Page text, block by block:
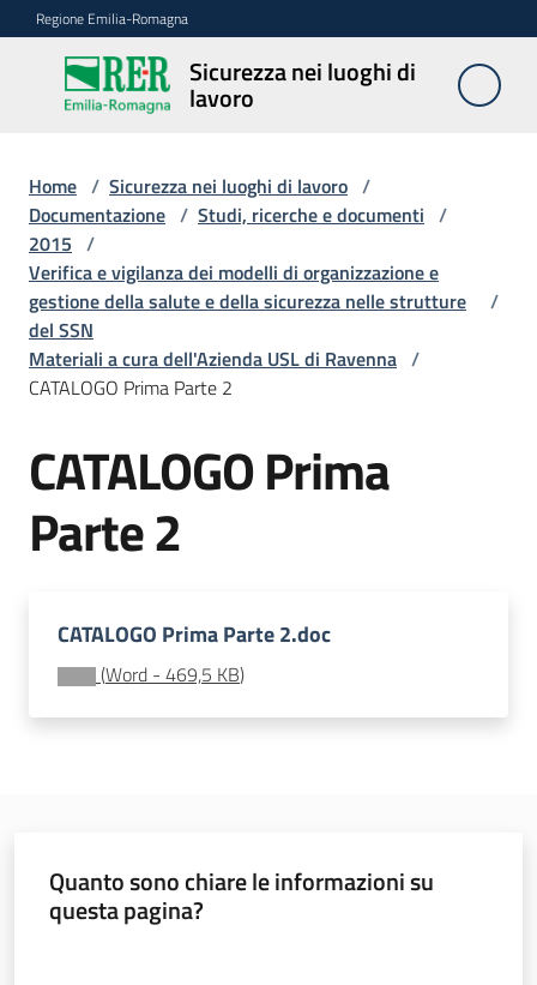
Vai al contenuto
Vai alla navigazione
Vai al footer
Regione Emilia-Romagna
Sicurezza nei luoghi di
lavoro
Sicurezza
nei
lavoro
Notizie
Sicurezza
nelle
costruzioni
Coordinamento
prevenzione
e
Home / Sicurezza nei luoghi di lavoro /
Documentazione / Studi, ricerche e documenti /
2015 /
Verifica e vigilanza dei modelli di organizzazione e
gestione della salute e della sicurezza nelle strutture
del SSN
/
Materiali a cura dell'Azienda USL di Ravenna /
CATALOGO Prima Parte 2
CATALOGO Prima
Parte 2
CATALOGO Prima Parte 2.doc
(Word - 469,5 KB)
Quanto sono chiare le informazioni su
questa pagina?